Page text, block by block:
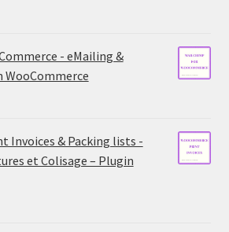
- eMailing &
Invoices & Packing lists -
et Colisage – Plugin